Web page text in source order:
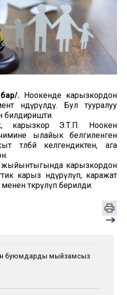
.Ноокенде карызкордон
өндүрүлдү. Бул тууралуу
билдиришти.
карызкор Э.Т.П. Ноокен
ылайык белгиленген
төлөбөй келгендиктен, ага
жыйынтыгында карызкордон
карыз өндүрүлүп, каражат
өткөрүлүп берилди.
буюмдарды мыйзамсыз